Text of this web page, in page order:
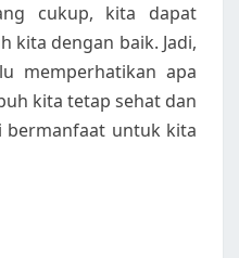
cukup, kita dapat
kita dengan baik. Jadi,
memperhatikan apa
kita tetap sehat dan
bermanfaat untuk kita